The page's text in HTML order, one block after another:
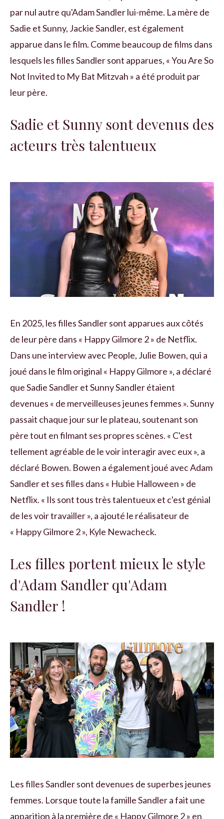
par nul autre qu'Adam Sandler lui-même. La mère de
Sadie et Sunny, Jackie Sandler, est également
apparue dans le film. Comme beaucoup de films dans
lesquels les filles Sandler sont apparues, « You Are So
Not Invited to My Bat Mitzvah » a été produit par
leur père.
Sadie et Sunny sont devenus des
acteurs très talentueux
En 2025, les filles Sandler sont apparues aux côtés
de leur père dans « Happy Gilmore 2 » de Netflix.
Dans une interview avec People, Julie Bowen, qui a
joué dans le film original « Happy Gilmore », a déclaré
que Sadie Sandler et Sunny Sandler étaient
devenues « de merveilleuses jeunes femmes ». Sunny
passait chaque jour sur le plateau, soutenant son
père tout en filmant ses propres scènes. « C'est
tellement agréable de le voir interagir avec eux », a
déclaré Bowen. Bowen a également joué avec Adam
Sandler et ses filles dans « Hubie Halloween » de
Netflix. « Ils sont tous très talentueux et c'est génial
de les voir travailler », a ajouté le réalisateur de
« Happy Gilmore 2 », Kyle Newacheck.
Les filles portent mieux le style
d'Adam Sandler qu'Adam
Sandler !
Les filles Sandler sont devenues de superbes jeunes
femmes. Lorsque toute la famille Sandler a fait une
apparition à la première de « Happy Gilmore 2 » en